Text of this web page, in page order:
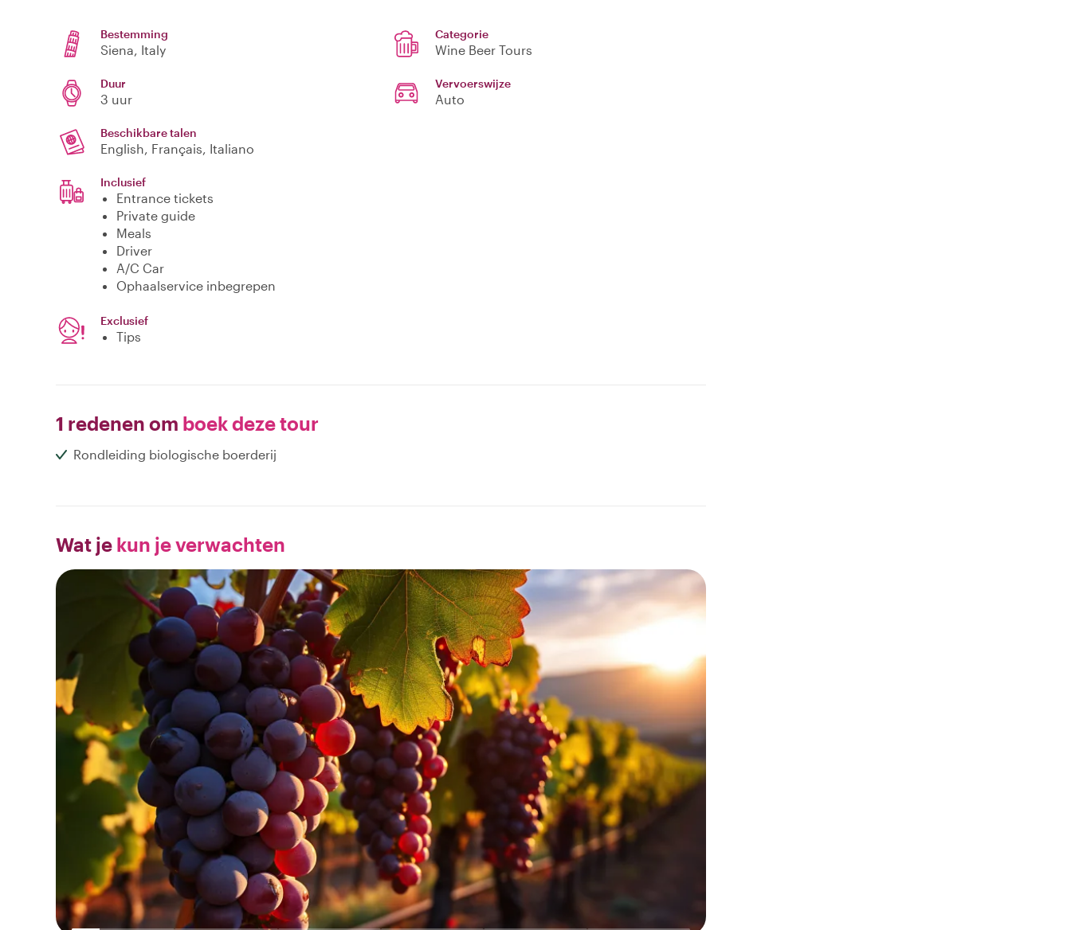
Bestemming
Siena, Italy
Categorie
Wine Beer Tours
Duur
3 uur
Vervoerswijze
Auto
Beschikbare talen
English, Français, Italiano
Inclusief
Entrance tickets
Private guide
Meals
Driver
A/C Car
Ophaalservice inbegrepen
Exclusief
Tips
1 redenen om boek deze tour
Rondleiding biologische boerderij
Wat je kun je verwachten